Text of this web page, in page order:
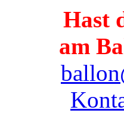
Hast
am